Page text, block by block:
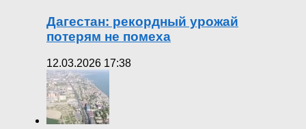
Дагестан: рекордный урожай
потерям не помеха
12.03.2026 17:38